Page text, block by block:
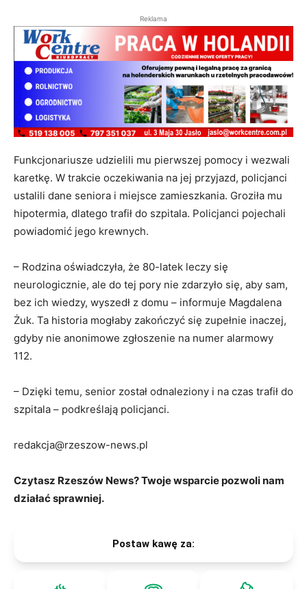
Reklama
Funkcjonariusze udzielili mu pierwszej pomocy i wezwali
karetkę. W trakcie oczekiwania na jej przyjazd, policjanci
ustalili dane seniora i miejsce zamieszkania. Groziła mu
hipotermia, dlatego trafił do szpitala. Policjanci pojechali
powiadomić jego krewnych.
– Rodzina oświadczyła, że 80-latek leczy się
neurologicznie, ale do tej pory nie zdarzyło się, aby sam,
bez ich wiedzy, wyszedł z domu – informuje Magdalena
Żuk. Ta historia mogłaby zakończyć się zupełnie inaczej,
gdyby nie anonimowe zgłoszenie na numer alarmowy
112.
– Dzięki temu, senior został odnaleziony i na czas trafił do
szpitala – podkreślają policjanci.
redakcja@rzeszow-news.pl
Czytasz Rzeszów News? Twoje wsparcie pozwoli nam
działać sprawniej.
Postaw kawę za: